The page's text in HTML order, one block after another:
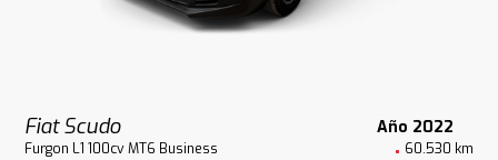
Fiat Scudo Año 2022
Furgon L1 100cv MT6 Business 60.530 km